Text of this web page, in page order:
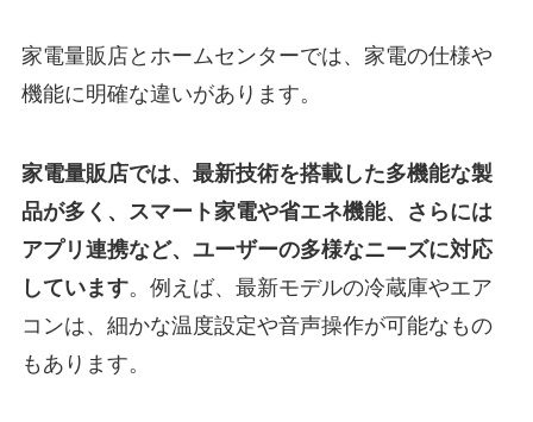
家電量販店とホームセンターでは、家電の仕様や
機能に明確な違いがあります。
家電量販店では、最新技術を搭載した多機能な製
品が多く、スマート家電や省エネ機能、さらには
アプリ連携など、ユーザーの多様なニーズに対応
しています。例えば、最新モデルの冷蔵庫やエア
コンは、細かな温度設定や音声操作が可能なもの
もあります。